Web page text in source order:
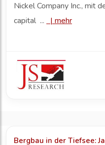
Nickel Company Inc., mit
capital ...
| mehr
Bergbau in der Tiefsee: